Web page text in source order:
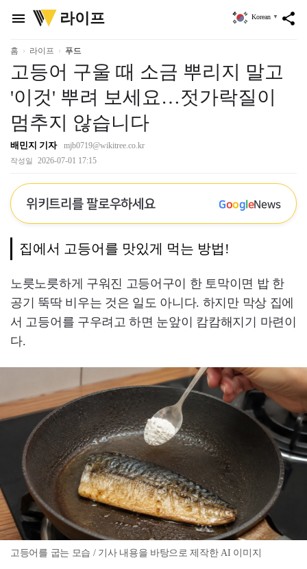
menu
위
키
리
라이프 share
Korean ▼
홈 라이프 푸드
고등어 구울 때 소금 뿌리지 말고
'이것' 뿌려 보세요…젓가락질이
멈추지 않습니다
배민지 기자 mjb0719@wikitree.co.kr
작성일 2026-07-01 17:15
위키트리를 팔로우하세요 GoogleNews
집에서 고등어를 맛있게 먹는 방법!
노릇노릇하게 구워진 고등어구이 한 토막이면 밥 한
공기 뚝딱 비우는 것은 일도 아니다. 하지만 막상 집에
서 고등어를 구우려고 하면 눈앞이 캄캄해지기 마련이
다.
고등어를 굽는 모습 / 기사 내용을 바탕으로 제작한 AI 이미지